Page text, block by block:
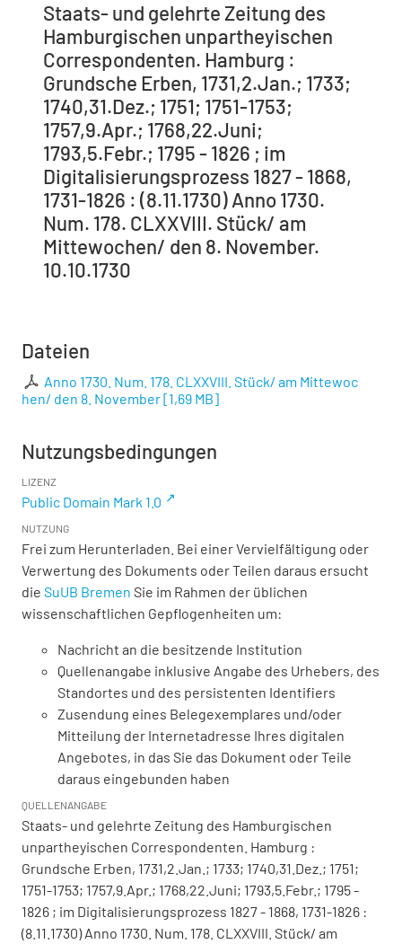
Staats- und gelehrte Zeitung des
Hamburgischen unpartheyischen
Correspondenten. Hamburg :
Grundsche Erben, 1731,2.Jan.; 1733;
1740,31.Dez.; 1751; 1751-1753;
1757,9.Apr.; 1768,22.Juni;
1793,5.Febr.; 1795 - 1826 ; im
Digitalisierungsprozess 1827 - 1868,
1731-1826 : (8.11.1730) Anno 1730.
Num. 178. CLXXVIII. Stück/ am
Mittewochen/ den 8. November.
10.10.1730
Dateien
Anno 1730. Num. 178. CLXXVIII. Stück/ am Mittewoc
hen/ den 8. November[1,69 MB]
Nutzungsbedingungen
LIZENZ
Public Domain Mark 1.0
NUTZUNG
Frei zum Herunterladen. Bei einer Vervielfältigung oder
Verwertung des Dokuments oder Teilen daraus ersucht
die SuUB Bremen Sie im Rahmen der üblichen
wissenschaftlichen Gepflogenheiten um:
Nachricht an die besitzende Institution
Quellenangabe inklusive Angabe des Urhebers, des
Standortes und des persistenten Identifiers
Zusendung eines Belegexemplares und/oder
Mitteilung der Internetadresse Ihres digitalen
Angebotes, in das Sie das Dokument oder Teile
daraus eingebunden haben
QUELLENANGABE
Staats- und gelehrte Zeitung des Hamburgischen
unpartheyischen Correspondenten. Hamburg :
Grundsche Erben, 1731,2.Jan.; 1733; 1740,31.Dez.; 1751;
1751-1753; 1757,9.Apr.; 1768,22.Juni; 1793,5.Febr.; 1795 -
1826 ; im Digitalisierungsprozess 1827 - 1868, 1731-1826 :
(8.11.1730) Anno 1730. Num. 178. CLXXVIII. Stück/ am